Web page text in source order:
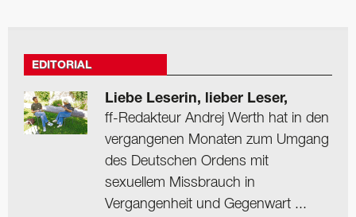
EDITORIAL
Liebe Leserin, lieber Leser,
ff-Redakteur Andrej Werth hat in den
vergangenen Monaten zum Umgang
des Deutschen Ordens mit
sexuellem Missbrauch in
Vergangenheit und Gegenwart ...